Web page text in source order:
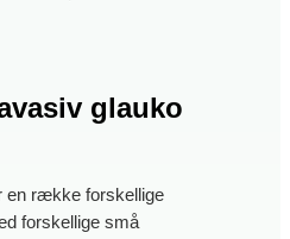
glauko
en række forskellige
forskellige små